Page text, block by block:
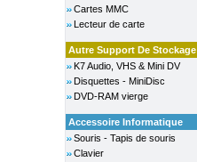
Cartes MMC
Lecteur de carte
Autre Support De Stockage
K7 Audio, VHS & Mini DV
Disquettes - MiniDisc
DVD-RAM vierge
Accessoire Informatique
Souris - Tapis de souris
Clavier